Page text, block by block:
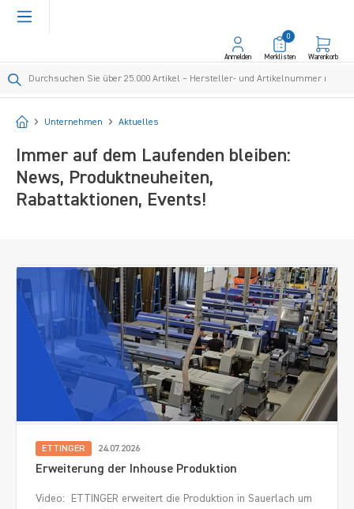
springen
Anmelden Merklisten
0
Warenkorb
Startseite
Unternehmen Aktuelles
Immer auf dem Laufenden bleiben:
News, Produktneuheiten,
Rabattaktionen, Events!
ETTINGER 24.07.2026
Erweiterung der Inhouse Produktion
Video: ETTINGER erweitert die Produktion in Sauerlach um